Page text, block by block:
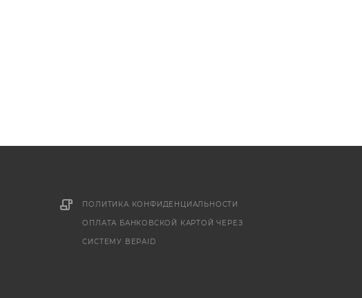
ПОЛИТИКА КОНФИДЕНЦИАЛЬНОСТИ
ОПЛАТА БАНКОВСКОЙ КАРТОЙ ЧЕРЕЗ
СИСТЕМУ BEPAID